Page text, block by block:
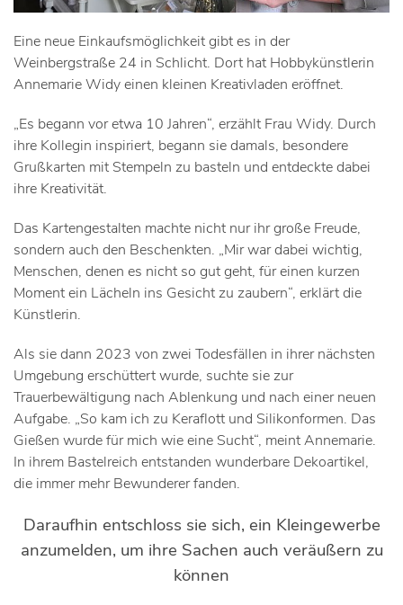
Eine neue Einkaufsmöglichkeit gibt es in der
Weinbergstraße 24 in Schlicht. Dort hat Hobbykünstlerin
Annemarie Widy einen kleinen Kreativladen eröffnet.
„Es begann vor etwa 10 Jahren“, erzählt Frau Widy. Durch
ihre Kollegin inspiriert, begann sie damals, besondere
Grußkarten mit Stempeln zu basteln und entdeckte dabei
ihre Kreativität.
Das Kartengestalten machte nicht nur ihr große Freude,
sondern auch den Beschenkten. „Mir war dabei wichtig,
Menschen, denen es nicht so gut geht, für einen kurzen
Moment ein Lächeln ins Gesicht zu zaubern“, erklärt die
Künstlerin.
Als sie dann 2023 von zwei Todesfällen in ihrer nächsten
Umgebung erschüttert wurde, suchte sie zur
Trauerbewältigung nach Ablenkung und nach einer neuen
Aufgabe. „So kam ich zu Keraflott und Silikonformen. Das
Gießen wurde für mich wie eine Sucht“, meint Annemarie.
In ihrem Bastelreich entstanden wunderbare Dekoartikel,
die immer mehr Bewunderer fanden.
Daraufhin entschloss sie sich, ein Kleingewerbe
anzumelden, um ihre Sachen auch veräußern zu
können